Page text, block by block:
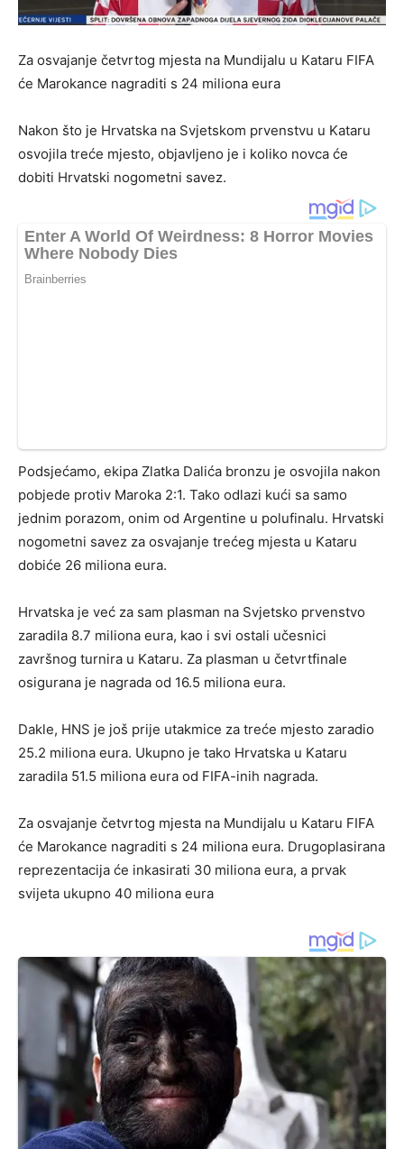
Za osvajanje četvrtog mjesta na Mundijalu u Kataru FIFA
će Marokance nagraditi s 24 miliona eura
Nakon što je Hrvatska na Svjetskom prvenstvu u Kataru
osvojila treće mjesto, objavljeno je i koliko novca će
dobiti Hrvatski nogometni savez.
Podsjećamo, ekipa Zlatka Dalića bronzu je osvojila nakon
pobjede protiv Maroka 2:1. Tako odlazi kući sa samo
jednim porazom, onim od Argentine u polufinalu. Hrvatski
nogometni savez za osvajanje trećeg mjesta u Kataru
dobiće 26 miliona eura.
Hrvatska je već za sam plasman na Svjetsko prvenstvo
zaradila 8.7 miliona eura, kao i svi ostali učesnici
završnog turnira u Kataru. Za plasman u četvrtfinale
osigurana je nagrada od 16.5 miliona eura.
Dakle, HNS je još prije utakmice za treće mjesto zaradio
25.2 miliona eura. Ukupno je tako Hrvatska u Kataru
zaradila 51.5 miliona eura od FIFA-inih nagrada.
Za osvajanje četvrtog mjesta na Mundijalu u Kataru FIFA
će Marokance nagraditi s 24 miliona eura. Drugoplasirana
reprezentacija će inkasirati 30 miliona eura, a prvak
svijeta ukupno 40 miliona eura